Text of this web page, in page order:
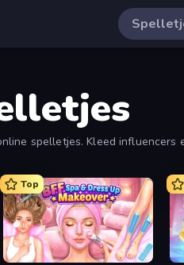
spelletjes. Kleed influencers
Top
BFF Makeover - Spa & Dress Up